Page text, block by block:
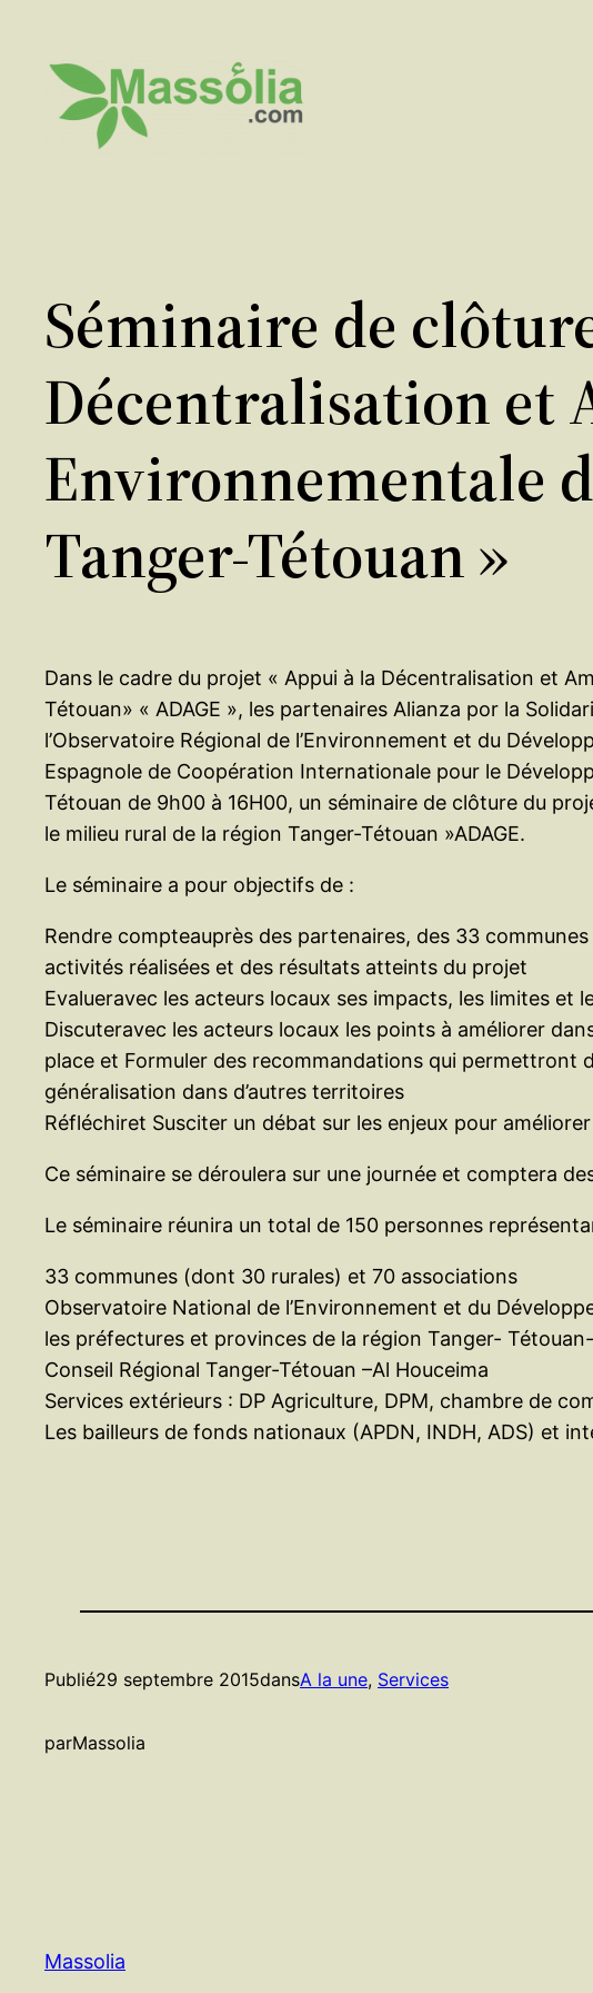
contenu
Séminaire de
Décentralisation et
Environnementale
Tanger-Tétouan »
Dans le cadre du projet « Appui à la Décentralisation et
Tétouan» « ADAGE », les partenaires Alianza por la
l’Observatoire Régional de l’Environnement et du
Espagnole de Coopération Internationale pour le
Tétouan de 9h00 à 16H00, un séminaire de clôture du
le milieu rural de la région Tanger-Tétouan »ADAGE.
Le séminaire a pour objectifs de :
Rendre compteauprès des partenaires, des 33
activités réalisées et des résultats atteints du projet
Evalueravec les acteurs locaux ses impacts, les limites et
Discuteravec les acteurs locaux les points à améliorer
place et Formuler des recommandations qui permettront
généralisation dans d’autres territoires
Réfléchiret Susciter un débat sur les enjeux pour
Ce séminaire se déroulera sur une journée et comptera
Le séminaire réunira un total de 150 personnes
33 communes (dont 30 rurales) et 70 associations
Observatoire National de l’Environnement et du
les préfectures et provinces de la région Tanger-
Conseil Régional Tanger-Tétouan –Al Houceima
Services extérieurs : DP Agriculture, DPM, chambre de
Les bailleurs de fonds nationaux (APDN, INDH, ADS) et
Publié29 septembre 2015dansA la une, Services
parMassolia
Massolia